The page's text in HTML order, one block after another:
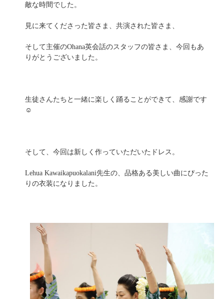
敵な時間でした。
見に来てくださった皆さま、共演された皆さま、
そして主催のOhana英会話のスタッフの皆さま、今回もあ
りがとうございました。
生徒さんたちと一緒に楽しく踊ることができて、感謝です
☺️
そして、今回は新しく作っていただいたドレス。
Lehua Kawaikapuokalani先生の、品格ある美しい曲にぴった
りの衣装になりました。